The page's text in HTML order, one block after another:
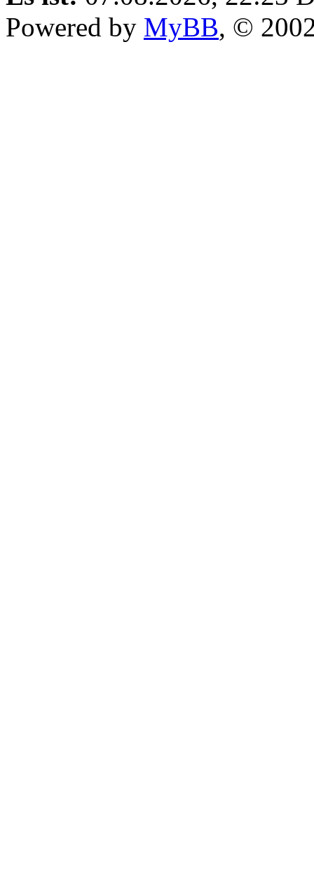
Powered by MyBB, ©